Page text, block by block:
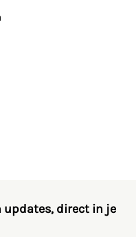
updates, direct in je